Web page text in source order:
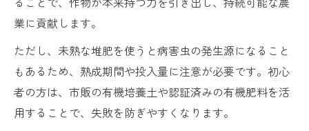
業に貢献します。
ただし、未熟な堆肥を使うと病害虫の発生源になること
もあるため、熟成期間や投入量に注意が必要です。初心
者の方は、市販の有機培養土や認証済みの有機肥料を活
用することで、失敗を防ぎやすくなります。